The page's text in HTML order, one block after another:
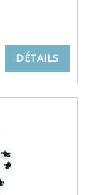
DÉTAILS